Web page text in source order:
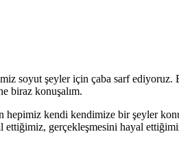
soyut şeyler için çaba sarf
biraz konuşalım.
kendi kendimize bir şeyler
ettiğimiz, gerçekleşmesini hayal